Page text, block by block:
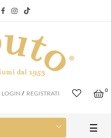
LOGIN / REGISTRATI 0
☰